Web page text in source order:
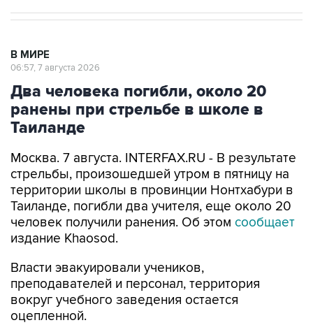
В МИРЕ
06:57, 7 августа 2026
Два человека погибли, около 20
ранены при стрельбе в школе в
Таиланде
Москва. 7 августа. INTERFAX.RU - В результате
стрельбы, произошедшей утром в пятницу на
территории школы в провинции Нонтхабури в
Таиланде, погибли два учителя, еще около 20
человек получили ранения. Об этом сообщает
издание Khaosod.
Власти эвакуировали учеников,
преподавателей и персонал, территория
вокруг учебного заведения остается
оцепленной.